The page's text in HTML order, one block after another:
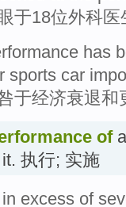
于18位外科
has
sports car
于经济衰退
ofa
执行; 实施
excess of